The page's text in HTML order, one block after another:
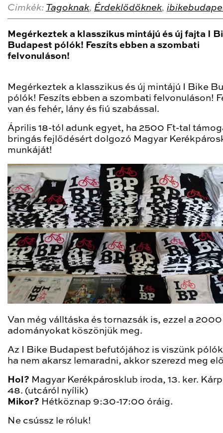
Cimkék: Tagoknak, Érdeklődőknek,
Megérkeztek a klasszikus mintájú és új fajta I
Budapest pólók! Feszíts ebben a szombati
felvonuláson!
Megérkeztek a klasszikus és új mintájú I Bike
pólók! Feszíts ebben a szombati felvonuláson!
van és fehér, lány és fiú szabással.
Április 18-tól adunk egyet, ha 2500 Ft-tal
bringás fejlődésért dolgozó Magyar
munkáját!
Van még válltáska és tornazsák is, ezzel a
adományokat köszönjük meg.
Az I Bike Budapest befutójához is viszünk
ha nem akarsz lemaradni, akkor szerezd meg
Hol? Magyar Kerékpárosklub iroda, 13. ker.
48. (utcáról nyílik)
Mikor? Hétköznap 9:30-17:00 óráig.
Ne csússz le róluk!